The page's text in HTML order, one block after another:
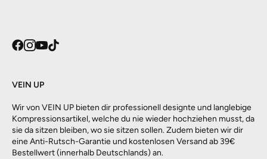
VEIN UP
Wir von VEIN UP bieten dir professionell designte und langlebige
Kompressionsartikel, welche du nie wieder hochziehen musst, da
sie da sitzen bleiben, wo sie sitzen sollen. Zudem bieten wir dir
eine Anti-Rutsch-Garantie und kostenlosen Versand ab 39€
Bestellwert (innerhalb Deutschlands) an.